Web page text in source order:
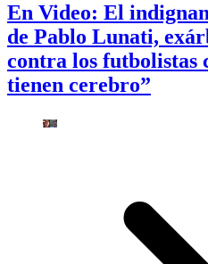
En Video: El
de Pablo Lunati,
contra los futbolistas
tienen cerebro”